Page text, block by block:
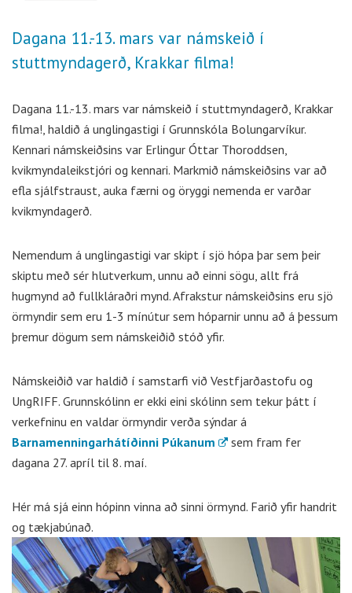
Dagana 11.-13. mars var námskeið í
stuttmyndagerð, Krakkar filma!
Dagana 11.-13. mars var námskeið í stuttmyndagerð, Krakkar
filma!, haldið á unglingastigi í Grunnskóla Bolungarvíkur.
Kennari námskeiðsins var Erlingur Óttar Thoroddsen,
kvikmyndaleikstjóri og kennari. Markmið námskeiðsins var að
efla sjálfstraust, auka færni og öryggi nemenda er varðar
kvikmyndagerð.
Nemendum á unglingastigi var skipt í sjö hópa þar sem þeir
skiptu með sér hlutverkum, unnu að einni sögu, allt frá
hugmynd að fullkláraðri mynd. Afrakstur námskeiðsins eru sjö
örmyndir sem eru 1-3 mínútur sem hóparnir unnu að á þessum
þremur dögum sem námskeiðið stóð yfir.
Námskeiðið var haldið í samstarfi við Vestfjarðastofu og
UngRIFF. Grunnskólinn er ekki eini skólinn sem tekur þátt í
verkefninu en valdar örmyndir verða sýndar á
Barnamenningarhátíðinni Púkanum
sem fram fer
dagana 27. apríl til 8. maí.
Hér má sjá einn hópinn vinna að sinni örmynd. Farið yfir handrit
og tækjabúnað.